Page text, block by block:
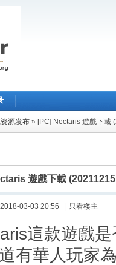
源发布 » [PC] Nectaris 遊戲下載
遊戲下載
2018-03-03 20:56 只看楼主
這款遊戲
有華人玩家